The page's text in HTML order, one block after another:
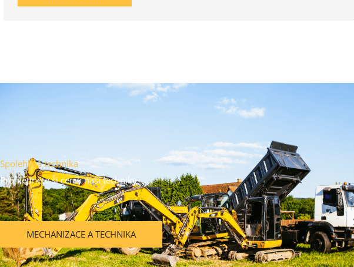
Spolehlivá technika
Prohlédněte si ceník naší techniky
MECHANIZACE A TECHNIKA